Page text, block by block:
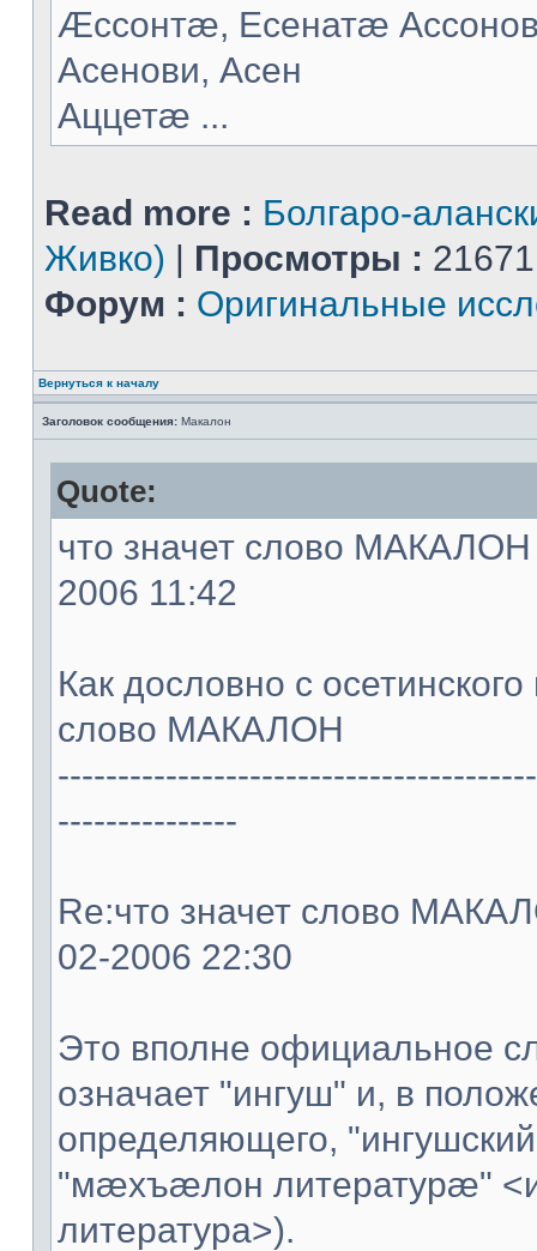
Æссонтæ, Есенатæ
Асенови, Асен
Аццетæ ...
Read more : Болгаро-
Живко) | Просмотры :
Форум : Оригинальные
Вернуться к началу
Заголовок сообщения: Макалон
Quote:
что значет слово МАКАЛОН
2006 11:42
Как дословно с
слово МАКАЛОН
---------------
Re:что значет слово
02-2006 22:30
Это вполне официальное
означает "ингуш" и, в
определяющего,
"мæхъæлон литературæ"
литература>).